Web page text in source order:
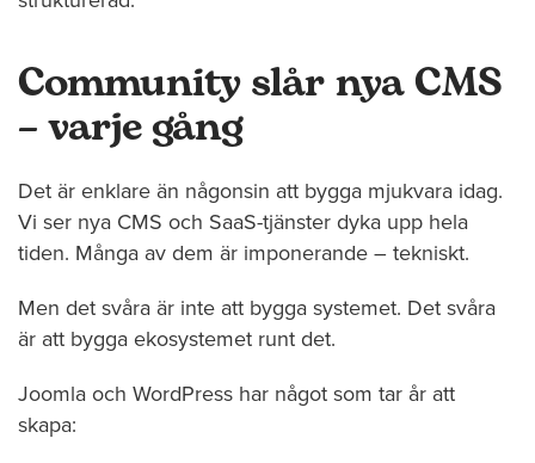
Community slår nya CMS
– varje gång
Det är enklare än någonsin att bygga mjukvara idag.
Vi ser nya CMS och SaaS-tjänster dyka upp hela
tiden. Många av dem är imponerande – tekniskt.
Men det svåra är inte att bygga systemet. Det svåra
är att bygga ekosystemet runt det.
Joomla och WordPress har något som tar år att
skapa: